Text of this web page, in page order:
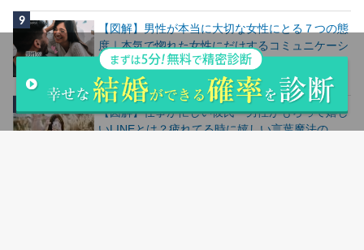
【図解】男性が本当に大切な女性にとる７つの態
度｜本気で惚れた女性にだけするコミュニケーシ
ョン
24.7k件のビュー
【図解】仕事が忙しい彼氏・男性がもらって嬉し
いLINEとは？疲れてる時に嬉しい言葉魔法の